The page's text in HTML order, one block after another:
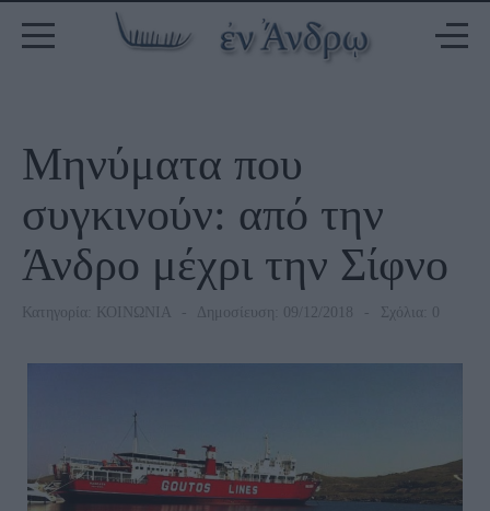
Μηνύματα που
συγκινούν: από την
Άνδρο μέχρι την Σίφνο
Κατηγορία: ΚΟΙΝΩΝΙΑ Δημοσίευση: 09/12/2018 Σχόλια: 0